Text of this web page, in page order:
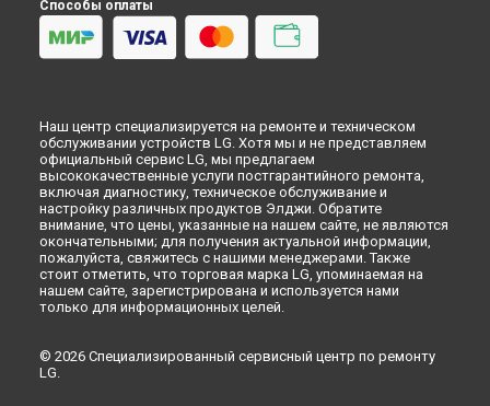
Способы оплаты
Наш центр специализируется на ремонте и техническом
обслуживании устройств LG. Хотя мы и не представляем
официальный сервис LG, мы предлагаем
высококачественные услуги постгарантийного ремонта,
включая диагностику, техническое обслуживание и
настройку различных продуктов Элджи. Обратите
внимание, что цены, указанные на нашем сайте, не являются
окончательными; для получения актуальной информации,
пожалуйста, свяжитесь с нашими менеджерами. Также
стоит отметить, что торговая марка LG, упоминаемая на
нашем сайте, зарегистрирована и используется нами
только для информационных целей.
© 2026 Специализированный сервисный центр по ремонту
LG.